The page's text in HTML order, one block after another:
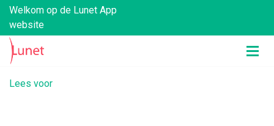
Welkom op de Lunet App
website
Lees voor